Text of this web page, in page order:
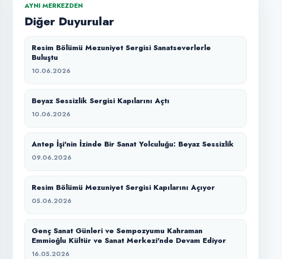
AYNI MERKEZDEN
Diğer Duyurular
Resim Bölümü Mezuniyet Sergisi Sanatseverlerle
Buluştu
10.06.2026
Beyaz Sessizlik Sergisi Kapılarını Açtı
10.06.2026
Antep İşi'nin İzinde Bir Sanat Yolculuğu: Beyaz Sessizlik
09.06.2026
Resim Bölümü Mezuniyet Sergisi Kapılarını Açıyor
05.06.2026
Genç Sanat Günleri ve Sempozyumu Kahraman
Emmioğlu Kültür ve Sanat Merkezi'nde Devam Ediyor
16.05.2026